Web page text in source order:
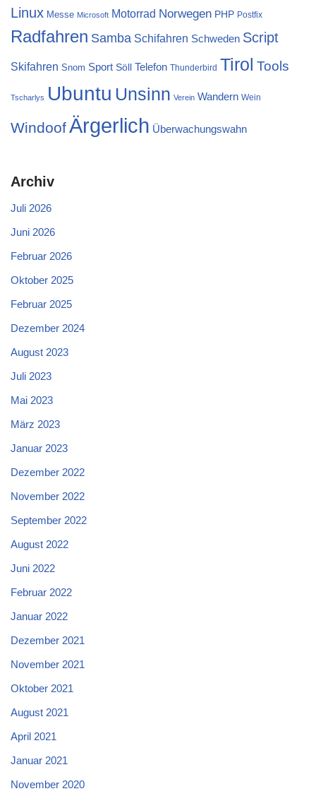
Linux Messe Microsoft Motorrad Norwegen PHP Postfix
Radfahren Samba Schifahren Schweden Script
Skifahren Snom Sport Söll Telefon Thunderbird Tirol Tools
Tscharlys Ubuntu Unsinn Verein Wandern Wein
WindoofÄrgerlich Überwachungswahn
Archiv
Juli 2026
Juni 2026
Februar 2026
Oktober 2025
Februar 2025
Dezember 2024
August 2023
Juli 2023
Mai 2023
März 2023
Januar 2023
Dezember 2022
November 2022
September 2022
August 2022
Juni 2022
Februar 2022
Januar 2022
Dezember 2021
November 2021
Oktober 2021
August 2021
April 2021
Januar 2021
November 2020